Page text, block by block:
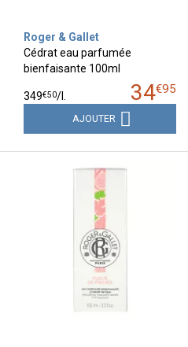
Roger & Gallet
Cédrat eau parfumée
bienfaisante 100ml
34€95
349€50/
AJOUTER